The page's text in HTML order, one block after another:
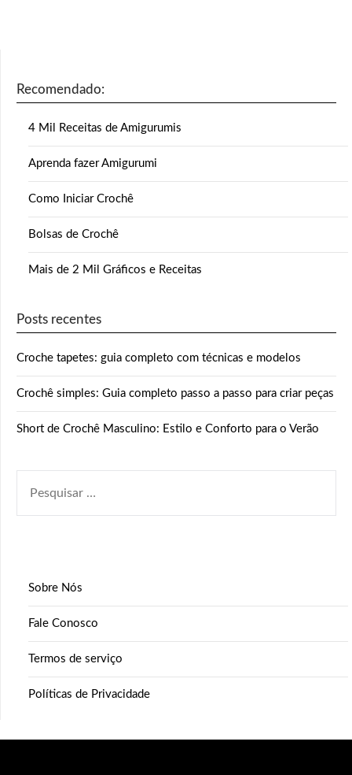
Recomendado:
4 Mil Receitas de Amigurumis
Aprenda fazer Amigurumi
Como Iniciar Crochê
Bolsas de Crochê
Mais de 2 Mil Gráficos e Receitas
Posts recentes
Croche tapetes: guia completo com técnicas e modelos
Crochê simples: Guia completo passo a passo para criar peças
Short de Crochê Masculino: Estilo e Conforto para o Verão
POR:
Sobre Nós
Fale Conosco
Termos de serviço
Políticas de Privacidade